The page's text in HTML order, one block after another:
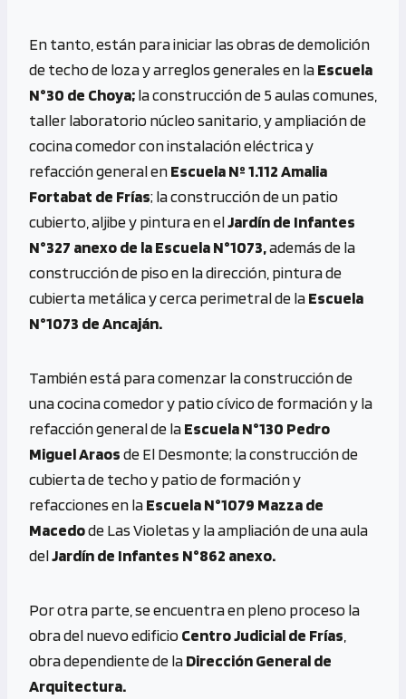
En tanto, están para iniciar las obras de demolición
de techo de loza y arreglos generales en laEscuela
N°30 de Choya;la construcción de 5 aulas comunes,
taller laboratorio núcleo sanitario, y ampliación de
cocina comedor con instalación eléctrica y
refacción general enEscuela Nº 1.112 Amalia
Fortabat de Frías; la construcción de un patio
cubierto, aljibe y pintura en elJardín de Infantes
N°327 anexo de la Escuela N°1073,además de la
construcción de piso en la dirección, pintura de
cubierta metálica y cerca perimetral de laEscuela
N°1073 de Ancaján.
También está para comenzar la construcción de
una cocina comedor y patio cívico de formación y la
refacción general de laEscuela N°130 Pedro
Miguel Araosde El Desmonte; la construcción de
cubierta de techo y patio de formación y
refacciones en laEscuela N°1079 Mazza de
Macedode Las Violetas y la ampliación de una aula
delJardín de Infantes N°862 anexo.
Por otra parte, se encuentra en pleno proceso la
obra del nuevo edificioCentro Judicial de Frías
obra dependiente de laDirección General de
Arquitectura.